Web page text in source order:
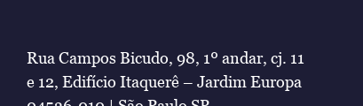
Rua Campos Bicudo, 98, 1º andar, cj. 11
e 12, Edifício Itaquerê – Jardim Europa